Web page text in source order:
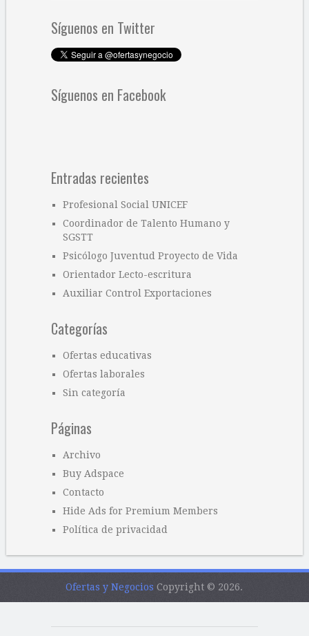
Síguenos en Twitter
Síguenos en Facebook
Entradas recientes
Profesional Social UNICEF
Coordinador de Talento Humano y
SGSTT
Psicólogo Juventud Proyecto de Vida
Orientador Lecto-escritura
Auxiliar Control Exportaciones
Categorías
Ofertas educativas
Ofertas laborales
Sin categoría
Páginas
Archivo
Buy Adspace
Contacto
Hide Ads for Premium Members
Política de privacidad
Ofertas y Negocios Copyright © 2026.